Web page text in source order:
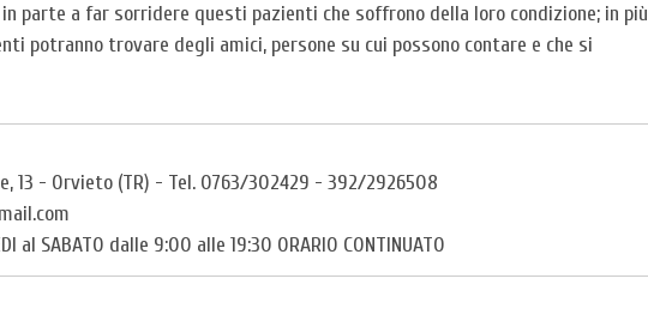
parte a far sorridere questi pazienti che soffrono della loro condizione; in più
potranno trovare degli amici, persone su cui possono contare e che si
13 - Orvieto (TR) - Tel. 0763/302429 - 392/2926508
al SABATO dalle 9:00 alle 19:30 ORARIO CONTINUATO